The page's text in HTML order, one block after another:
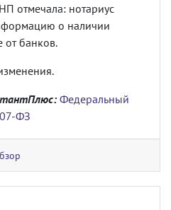
отмечала: нотариус
о наличии
от банков.
Федеральный
ФЗ